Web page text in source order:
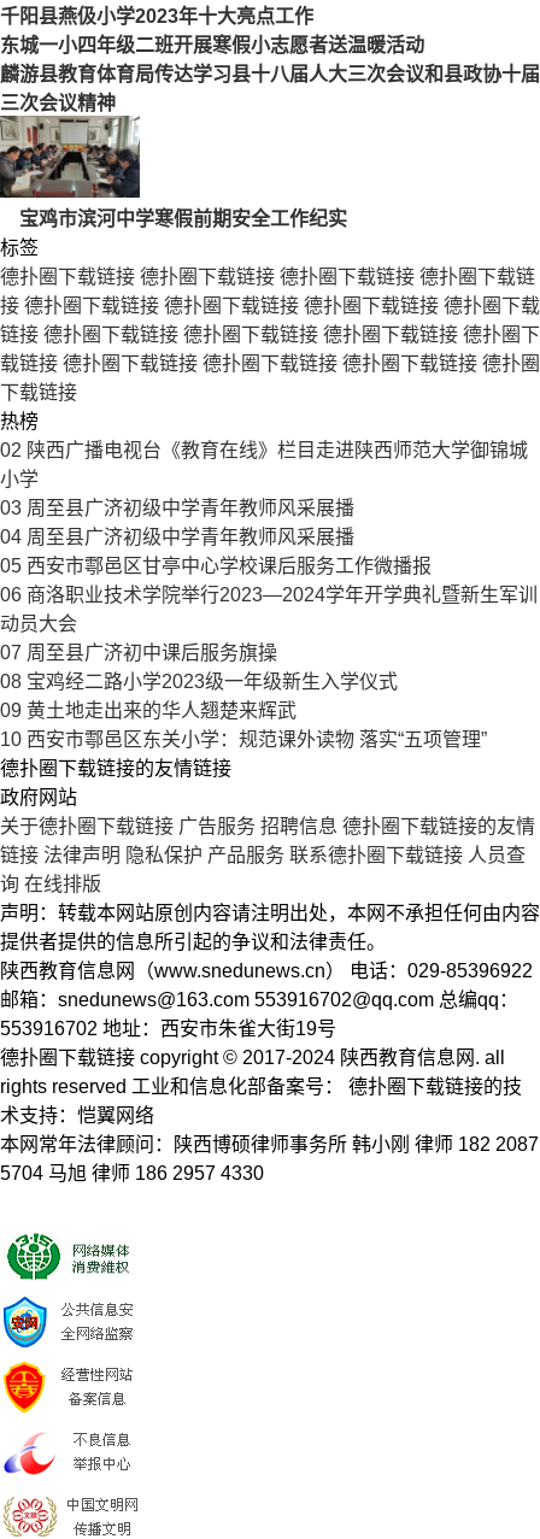
千阳县燕伋小学2023年十大亮点工作
东城一小四年级二班开展寒假小志愿者送温暖活动
麟游县教育体育局传达学习县十八届人大三次会议和县政协十届
三次会议精神
宝鸡市滨河中学寒假前期安全工作纪实
标签
德扑圈下载链接 德扑圈下载链接 德扑圈下载链接 德扑圈下载链
接 德扑圈下载链接 德扑圈下载链接 德扑圈下载链接 德扑圈下载
链接 德扑圈下载链接 德扑圈下载链接 德扑圈下载链接 德扑圈下
载链接 德扑圈下载链接 德扑圈下载链接 德扑圈下载链接 德扑圈
下载链接
热榜
02 陕西广播电视台《教育在线》栏目走进陕西师范大学御锦城
小学
03 周至县广济初级中学青年教师风采展播
04 周至县广济初级中学青年教师风采展播
05 西安市鄠邑区甘亭中心学校课后服务工作微播报
06 商洛职业技术学院举行2023—2024学年开学典礼暨新生军训
动员大会
07 周至县广济初中课后服务旗操
08 宝鸡经二路小学2023级一年级新生入学仪式
09 黄土地走出来的华人翘楚来辉武
10 西安市鄠邑区东关小学：规范课外读物 落实“五项管理”
德扑圈下载链接的友情链接
政府网站
关于德扑圈下载链接 广告服务 招聘信息 德扑圈下载链接的友情
链接 法律声明 隐私保护 产品服务 联系德扑圈下载链接 人员查
询 在线排版
声明：转载本网站原创内容请注明出处，本网不承担任何由内容
提供者提供的信息所引起的争议和法律责任。
陕西教育信息网（www.snedunews.cn） 电话：029-85396922
邮箱： snedunews@163.com 553916702@qq.com 总编qq：
553916702 地址：西安市朱雀大街19号
德扑圈下载链接 copyright © 2017-2024 陕西教育信息网. all
rights reserved 工业和信息化部备案号： 德扑圈下载链接的技
术支持：恺翼网络
本网常年法律顾问：陕西博硕律师事务所 韩小刚 律师 182 2087
5704 马旭 律师 186 2957 4330